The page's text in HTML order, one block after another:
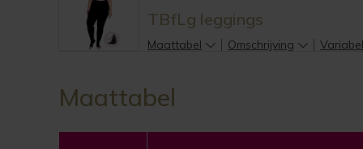
TBfLg leggings
Maattabel Omschrijving
Maattabel